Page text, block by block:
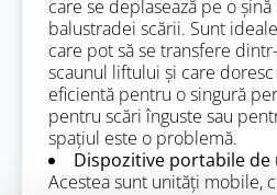
care se deplasează pe o
balustradei scării. Sunt
care pot să se transfere
scaunul liftului și care
eficientă pentru o singură
pentru scări înguste sau
spațiul este o problemă.
Dispozitive portabile de
Acestea sunt unități mobile,